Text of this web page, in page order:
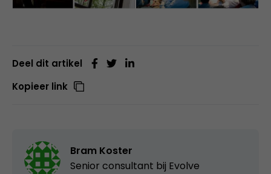
Deel dit artikel
Kopieer link
Bram Koster
Senior consultant bij Evolve